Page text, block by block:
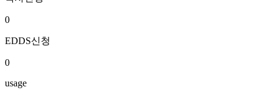
0
EDDS신청
0
usage